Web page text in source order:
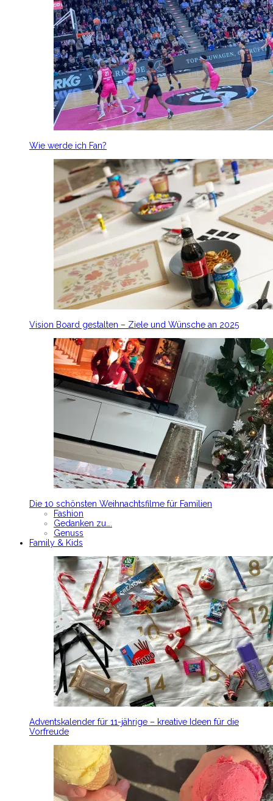
Wie werde ich Fan?
Vision Board gestalten – Ziele und Wünsche an 2025
Die 10 schönsten Weihnachtsfilme für Familien
Fashion
Gedanken zu….
Genuss
Family & Kids
Adventskalender für 11-jährige – kreative Ideen für die
Vorfreude